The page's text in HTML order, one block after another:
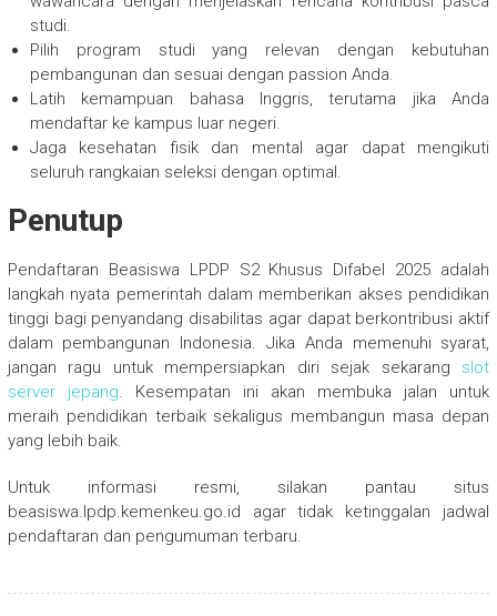
studi.
Pilih program studi yang relevan dengan kebutuhan
pembangunan dan sesuai dengan passion Anda.
Latih kemampuan bahasa Inggris, terutama jika Anda
mendaftar ke kampus luar negeri.
Jaga kesehatan fisik dan mental agar dapat mengikuti
seluruh rangkaian seleksi dengan optimal.
Penutup
Pendaftaran Beasiswa LPDP S2 Khusus Difabel 2025 adalah
langkah nyata pemerintah dalam memberikan akses pendidikan
tinggi bagi penyandang disabilitas agar dapat berkontribusi aktif
dalam pembangunan Indonesia. Jika Anda memenuhi syarat,
jangan ragu untuk mempersiapkan diri sejak sekarang slot
server jepang. Kesempatan ini akan membuka jalan untuk
meraih pendidikan terbaik sekaligus membangun masa depan
yang lebih baik.
Untuk informasi resmi, silakan pantau situs
beasiswa.lpdp.kemenkeu.go.id agar tidak ketinggalan jadwal
pendaftaran dan pengumuman terbaru.